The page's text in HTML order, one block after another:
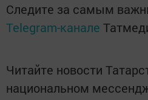
Следите за самым
Telegram-канале
Читайте новости
национальном